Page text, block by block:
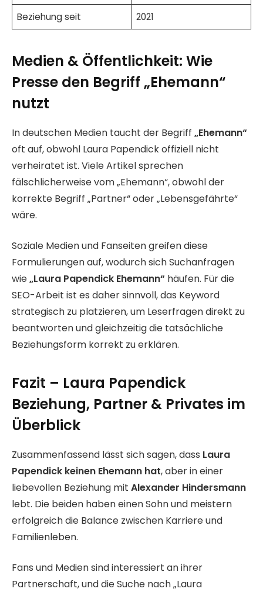
Beziehung seit
2021
Medien & Öffentlichkeit: Wie
Presse den Begriff „Ehemann“
nutzt
In deutschen Medien taucht der Begriff „Ehemann“
oft auf, obwohl Laura Papendick offiziell nicht
verheiratet ist. Viele Artikel sprechen
fälschlicherweise vom „Ehemann“, obwohl der
korrekte Begriff „Partner“ oder „Lebensgefährte“
wäre.
Soziale Medien und Fanseiten greifen diese
Formulierungen auf, wodurch sich Suchanfragen
wie„Laura Papendick Ehemann“ häufen. Für die
SEO-Arbeit ist es daher sinnvoll, das Keyword
strategisch zu platzieren, um Leserfragen direkt zu
beantworten und gleichzeitig die tatsächliche
Beziehungsform korrekt zu erklären.
Fazit – Laura Papendick
Beziehung, Partner & Privates im
Überblick
Zusammenfassend lässt sich sagen, dass Laura
Papendick keinen Ehemann hat, aber in einer
liebevollen Beziehung mit Alexander Hindersmann
lebt. Die beiden haben einen Sohn und meistern
erfolgreich die Balance zwischen Karriere und
Familienleben.
Fans und Medien sind interessiert an ihrer
Partnerschaft, und die Suche nach „Laura